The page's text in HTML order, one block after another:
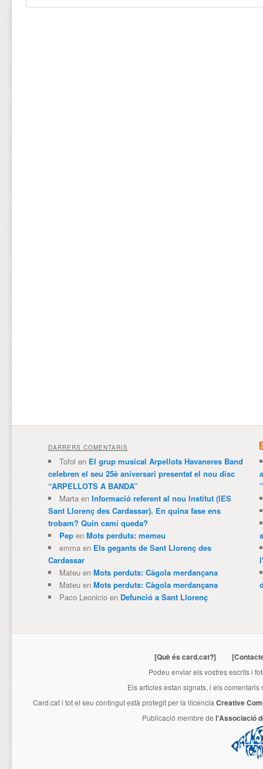
DARRERS COMENTARIS
Tofol en El grup musical Arpellots Havaneres Band
celebren el seu 25è aniversari presentat el nou disc
“ARPELLOTS A BANDA”
Martaen Informació referent al nou Institut (IES
Sant Llorenç des Cardassar). En quina fase ens
trobam? Quin camí queda?
Pepen Mots perduts: memeu
emmaen Els gegants de Sant Llorenç des
Cardassar
Mateuen Mots perduts: Càgola merdançana
Mateuen Mots perduts: Càgola merdançana
Paco Leonicioen Defunció a Sant Llorenç
”
[Què és card.cat?]
Podeu enviar els vostres escrits i
Els articles estan signats, i els
Card.cati tot el seu contingut està protegit per la llicencia Creative
Publicació membre de l'Associació